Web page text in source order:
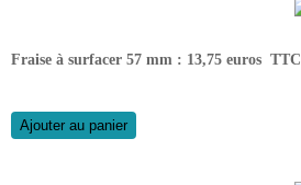
Fraise à surfacer 57 mm : 13,75 euros TTC
Ajouter au panier